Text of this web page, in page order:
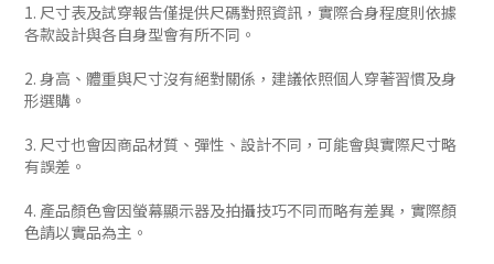
1. 尺寸表及試穿報告僅提供尺碼對照資訊，實際合身程度則依據
各款設計與各自身型會有所不同。
2. 身高、體重與尺寸沒有絕對關係，建議依照個人穿著習慣及身
形選購。
3. 尺寸也會因商品材質、彈性、設計不同，可能會與實際尺寸略
有誤差。
4. 產品顏色會因螢幕顯示器及拍攝技巧不同而略有差異，實際顏
色請以實品為主。